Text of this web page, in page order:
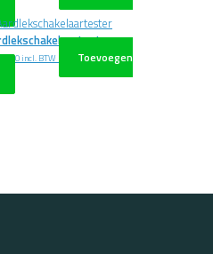
incl. BTW
Toevoegen